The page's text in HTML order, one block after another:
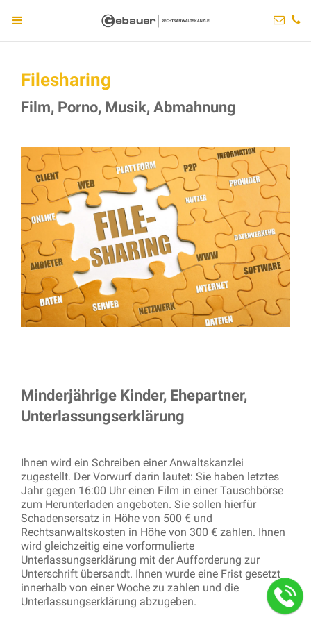
Filesharing
Film, Porno, Musik, Abmahnung
Minderjährige Kinder, Ehepartner,
Unterlassungserklärung
Ihnen wird ein Schreiben einer Anwaltskanzlei
zugestellt. Der Vorwurf darin lautet: Sie haben letztes
Jahr gegen 16:00 Uhr einen Film in einer Tauschbörse
zum Herunterladen angeboten. Sie sollen hierfür
Schadensersatz in Höhe von 500 € und
Rechtsanwaltskosten in Höhe von 300 € zahlen. Ihnen
wird gleichzeitig eine vorformulierte
Unterlassungserklärung mit der Aufforderung zur
Unterschrift übersandt. Ihnen wurde eine Frist gesetzt
innerhalb von einer Woche zu zahlen und die
Unterlassungserklärung abzugeben.